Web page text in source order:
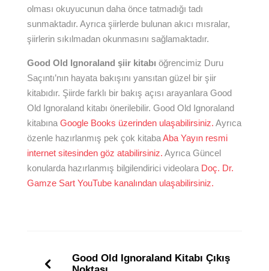
olması okuyucunun daha önce tatmadığı tadı
sunmaktadır. Ayrıca şiirlerde bulunan akıcı mısralar,
şiirlerin sıkılmadan okunmasını sağlamaktadır.
Good Old Ignoraland şiir kitabı öğrencimiz Duru
Saçıntı’nın hayata bakışını yansıtan güzel bir şiir
kitabıdır. Şiirde farklı bir bakış açısı arayanlara Good
Old Ignoraland kitabı önerilebilir. Good Old Ignoraland
kitabınaGoogle Books üzerinden ulaşabilirsiniz. Ayrıca
özenle hazırlanmış pek çok kitabaAba Yayın resmi
internet sitesinden göz atabilirsiniz. Ayrıca Güncel
konularda hazırlanmış bilgilendirici videolara Doç. Dr.
Gamze Sart YouTube kanalından ulaşabilirsiniz.
Good Old Ignoraland Kitabı Çıkış